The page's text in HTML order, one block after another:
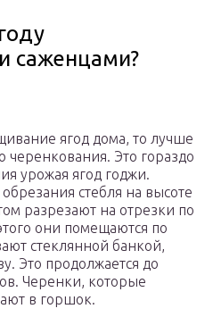
саженцами?
ягод дома, то лучше
черенкования. Это гораздо
урожая ягод годжи.
стебля на высоте
разрезают на отрезки по
они помещаются по
стеклянной банкой,
Это продолжается до
Черенки, которые
в горшок.